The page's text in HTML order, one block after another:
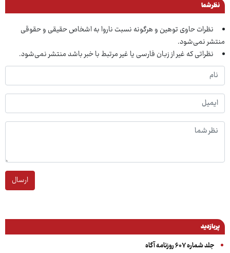
نظر شما
نظرات حاوی توهین و هرگونه نسبت ناروا به اشخاص حقیقی و حقوقی
منتشر نمی‌شود.
نظراتی که غیر از زبان فارسی یا غیر مرتبط با خبر باشد منتشر نمی‌شود.
ارسال
پربازدید
جلد شماره ۶۰۷ روزنامه آگاه